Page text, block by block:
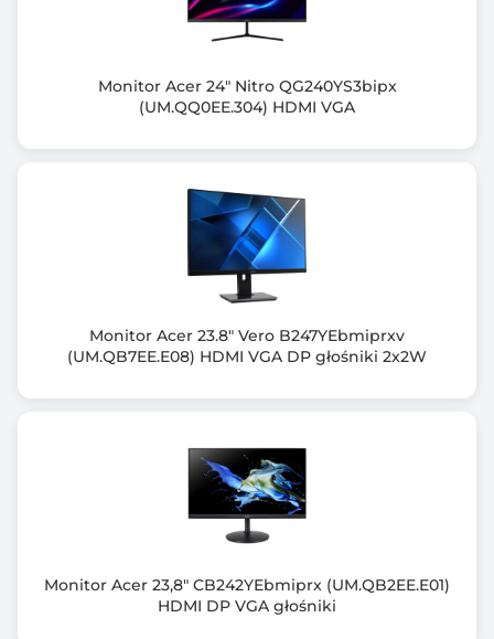
Częstotliwość odchylania poziomego (KHz)
Ilość wyświetlanych kolorów
Kąt widzenia poziomy (H)
Zakrzywiony ekran
Nie
Złącza zewn.
Monitor Acer 24" Nitro QG240YS3bipx
(UM.QQ0EE.304) HDMI VGA
Monitor Acer 23.8" Vero B247YEbmiprxv
(UM.QB7EE.E08) HDMI VGA DP głośniki 2x2W
Monitor Acer 23,8" CB242YEbmiprx (UM.QB2EE.E01)
HDMI DP VGA głośniki